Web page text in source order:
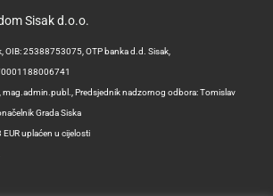
Sisak d.o.o.
OIB: 25388753075, OTP banka d.d. Sisak,
mag.admin.publ., Predsjednik nadzornog odbora: Tomislav
Grada Siska
uplaćen u cijelosti